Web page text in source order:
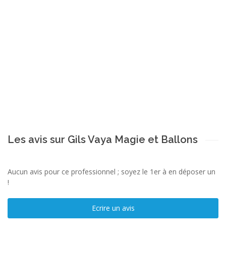
Les avis sur Gils Vaya Magie et Ballons
Aucun avis pour ce professionnel ; soyez le 1er à en déposer un
!
Ecrire un avis